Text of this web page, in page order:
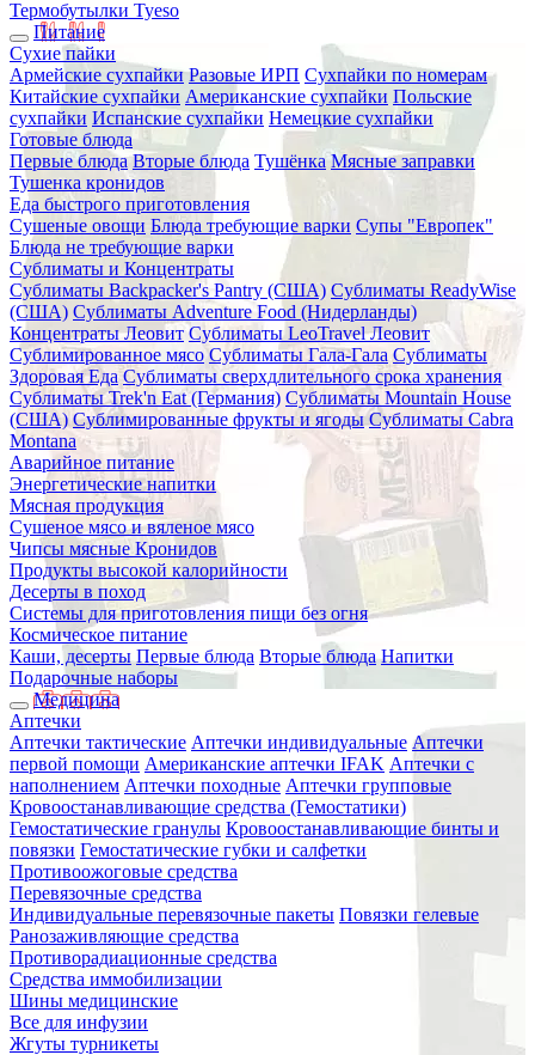
Термобутылки Tyeso
Питание
Сухие пайки
Армейские сухпайки Разовые ИРП Сухпайки по номерам
Китайские сухпайки Американские сухпайки Польские
сухпайки Испанские сухпайки Немецкие сухпайки
Готовые блюда
Первые блюда Вторые блюда Тушёнка Мясные заправки
Тушенка кронидов
Еда быстрого приготовления
Сушеные овощи Блюда требующие варки Супы "Европек"
Блюда не требующие варки
Сублиматы и Концентраты
Сублиматы Backpacker's Pantry (США) Сублиматы ReadyWise
(США) Сублиматы Adventure Food (Нидерланды)
Концентраты Леовит Сублиматы LeoTravel Леовит
Сублимированное мясо Сублиматы Гала-Гала Сублиматы
Здоровая Еда Сублиматы сверхдлительного срока хранения
Сублиматы Trek'n Eat (Германия) Сублиматы Mountain House
(США) Сублимированные фрукты и ягоды Сублиматы Cabra
Montana
Аварийное питание
Энергетические напитки
Мясная продукция
Сушеное мясо и вяленое мясо
Чипсы мясные Кронидов
Продукты высокой калорийности
Десерты в поход
Системы для приготовления пищи без огня
Космическое питание
Каши, десерты Первые блюда Вторые блюда Напитки
Подарочные наборы
Медицина
Аптечки
Аптечки тактические Аптечки индивидуальные Аптечки
первой помощи Американские аптечки IFAK Аптечки с
наполнением Аптечки походные Аптечки групповые
Кровоостанавливающие средства (Гемостатики)
Гемостатические гранулы Кровоостанавливающие бинты и
повязки Гемостатические губки и салфетки
Противоожоговые средства
Перевязочные средства
Индивидуальные перевязочные пакеты Повязки гелевые
Ранозаживляющие средства
Противорадиационные средства
Средства иммобилизации
Шины медицинские
Все для инфузии
Жгуты турникеты